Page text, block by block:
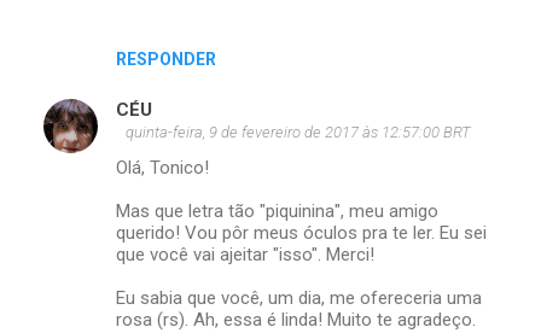
RESPONDER
CÉU
quinta-feira, 9 de fevereiro de 2017 às 12:57:00 BRT
Olá, Tonico!
Mas que letra tão "piquinina", meu amigo
querido! Vou pôr meus óculos pra te ler. Eu sei
que você vai ajeitar "isso". Merci!
Eu sabia que você, um dia, me ofereceria uma
rosa (rs). Ah, essa é linda! Muito te agradeço.